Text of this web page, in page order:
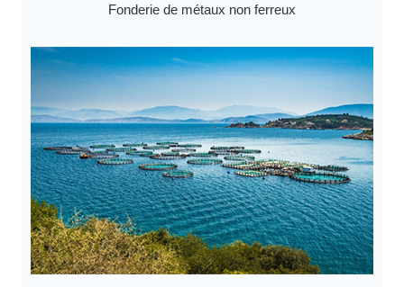
Fonderie de métaux non ferreux